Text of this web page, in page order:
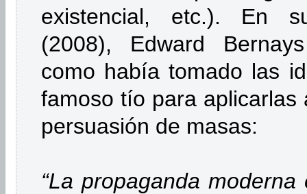
existencial, etc.). En
(2008), Edward
como había tomado las
famoso tío para
persuasión de masas:
“La propaganda